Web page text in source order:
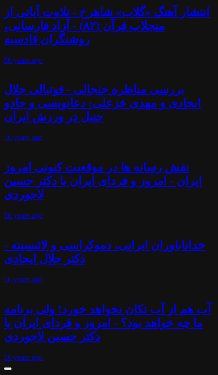
انتشار آهنگ «گلاب» شاهرخ - تلاوت آیاتی از
منجلاب قرآن (۸۲) - آزاد فارسانی،
روشنگران قادسیه
56 years ago
بررسی مناظره جنجالی - فوتبالی جلال
ایجادی و مهدی خزعلی: دعانویسی و جادو
جنبل در ورزش ایران
56 years ago
نقش رسانه ها در موقعیت کنونی امروز
ایران - امروز و فردای ایران با دکتر حسین
لاجوردی
56 years ago
خداناباوران ایرانی، دموکراسی و لائیسیته -
دکتر جلال ایجادی
56 years ago
آب هم از آب تکان نخواهد خورد! ولی برنامه
ما چه خواهد بود؟ - امروز و فردای ایران با
دکتر حسین لاجوردی
56 years ago